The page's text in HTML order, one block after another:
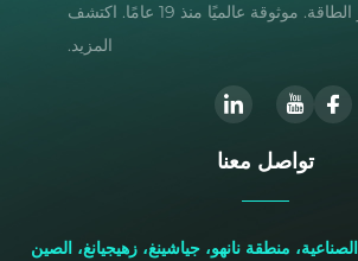
الكربونية وتوفّر الطاقة. موثوقة عالميًا منذ 19 عامًا. اكتشف
المزيد.
تواصل معنا
منطقة نانهو، جياشينغ، زهيجيانغ، الصين